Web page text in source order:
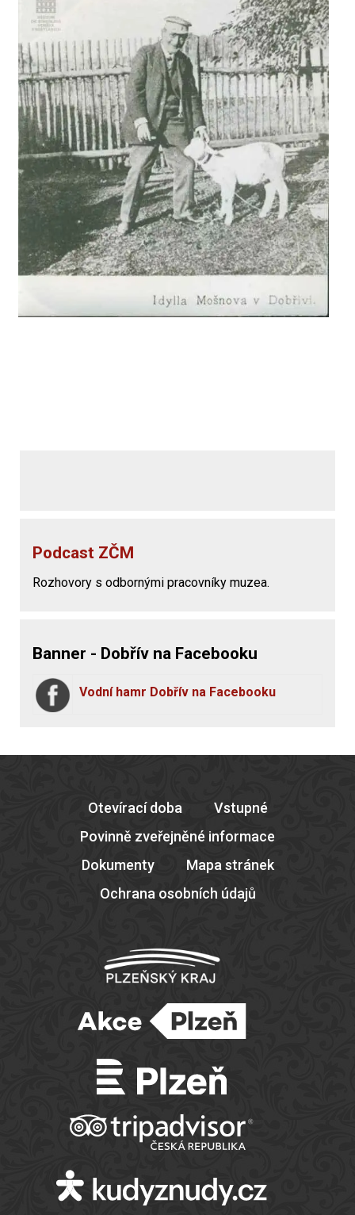
Podcast ZČM
Rozhovory s odbornými pracovníky muzea.
Banner - Dobřív na Facebooku
Vodní hamr Dobřív na Facebooku
Otevírací doba
Vstupné
Povinně zveřejněné informace
Dokumenty
Mapa stránek
Ochrana osobních údajů